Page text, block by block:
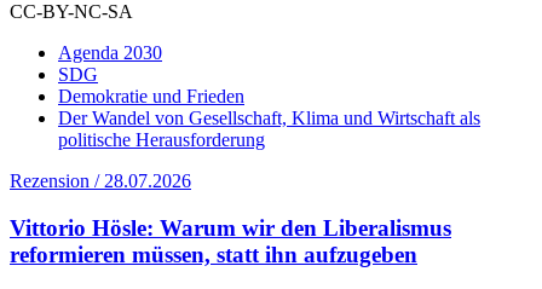
CC-BY-NC-SA
Agenda 2030
SDG
Demokratie und Frieden
Der Wandel von Gesellschaft, Klima und Wirtschaft als
politische Herausforderung
Rezension / 28.07.2026
Vittorio Hösle: Warum wir den Liberalismus
reformieren müssen, statt ihn aufzugeben